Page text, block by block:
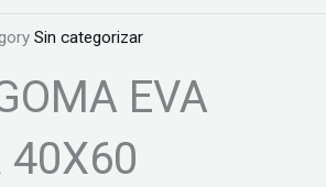
Sin categorizar
EVA
40X60